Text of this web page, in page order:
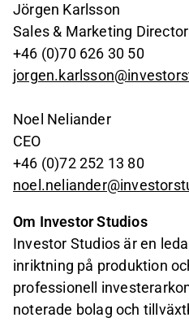
Jörgen Karlsson
Sales & Marketing Director
+46 (0)70 626 30 50
Noel Neliander
CEO
+46 (0)72 252 13 80
Om Investor Studios
Investor Studios är en
inriktning på produktion
professionell
noterade bolag och